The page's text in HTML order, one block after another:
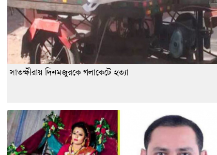
সাতক্ষীরায় দিনমজুরকে গলাকেটে হত্যা